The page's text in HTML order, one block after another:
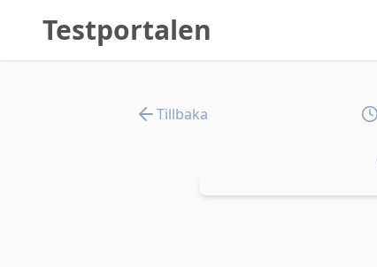
Testportalen
Tillbaka